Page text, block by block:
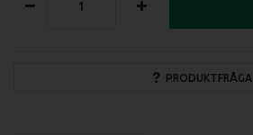
PRODUKTFRÅGA